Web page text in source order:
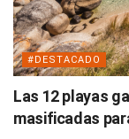
#DESTACADO
Las 12 playas
masificadas